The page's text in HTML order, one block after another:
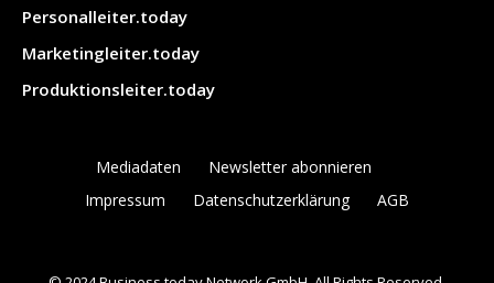
Personalleiter.today
Marketingleiter.today
Produktionsleiter.today
Mediadaten
Newsletter abonnieren
Impressum
Datenschutzerklärung AGB